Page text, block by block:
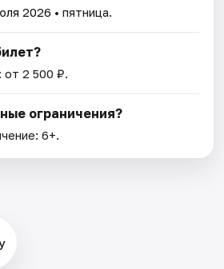
2026 • пятница.
от 2 500 ₽.
ограничения?
6+.